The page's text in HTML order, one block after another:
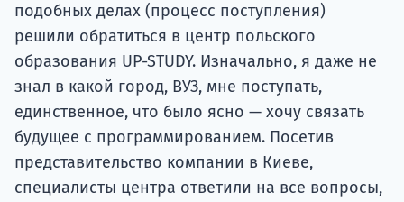
подобных делах (процесс поступления)
решили обратиться в центр польского
образования UP-STUDY. Изначально, я даже не
знал в какой город, ВУЗ, мне поступать,
единственное, что было ясно — хочу связать
будущее с программированием. Посетив
представительство компании в Киеве,
специалисты центра ответили на все вопросы,